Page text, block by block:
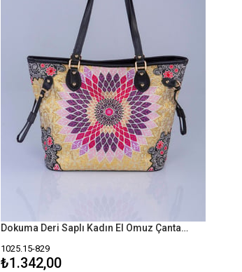
Dokuma Deri Saplı Kadın El Omuz Çanta Mottif İstanbul Otantik 1025
1025.15-829
₺1.342,00